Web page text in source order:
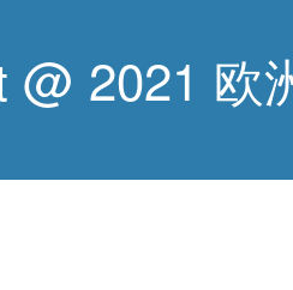
@ 2021 欧